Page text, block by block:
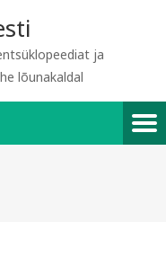
ja
lõunakaldal